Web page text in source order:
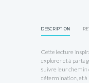
DESCRIPTION
Cette lecture
explorer et à
suivre leur chemin
détermination, et